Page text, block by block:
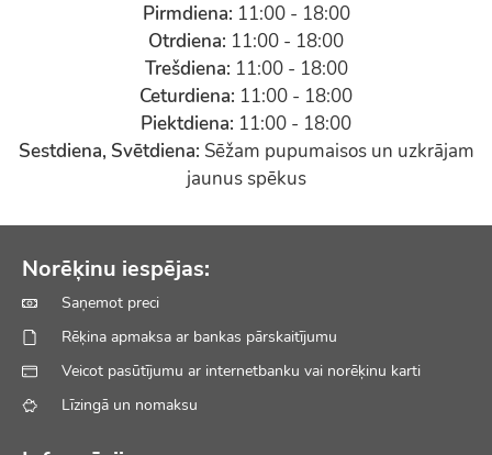
Pirmdiena: 11:00 - 18:00
Otrdiena: 11:00 - 18:00
Trešdiena: 11:00 - 18:00
Ceturdiena: 11:00 - 18:00
Piektdiena: 11:00 - 18:00
Sestdiena, Svētdiena: Sēžam pupumaisos un uzkrājam
jaunus spēkus
Norēķinu iespējas:
Saņemot preci
Rēķina apmaksa ar bankas pārskaitījumu
Veicot pasūtījumu ar internetbanku vai norēķinu karti
Līzingā un nomaksu